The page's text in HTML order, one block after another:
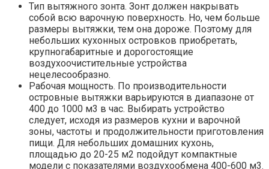
Тип вытяжного зонта. Зонт должен накрывать
собой всю варочную поверхность. Но, чем больше
размеры вытяжки, тем она дороже. Поэтому для
небольших кухонных островков приобретать,
крупногабаритные и дорогостоящие
воздухоочистительные устройства
нецелесообразно.
Рабочая мощность. По производительности
островные вытяжки варьируются в диапазоне от
400 до 1000 м3 в час. Выбирать устройство
следует, исходя из размеров кухни и варочной
зоны, частоты и продолжительности приготовления
пищи. Для небольших домашних кухонь,
площадью до 20-25 м2 подойдут компактные
модели с показателями воздухообмена 400-600 м3.